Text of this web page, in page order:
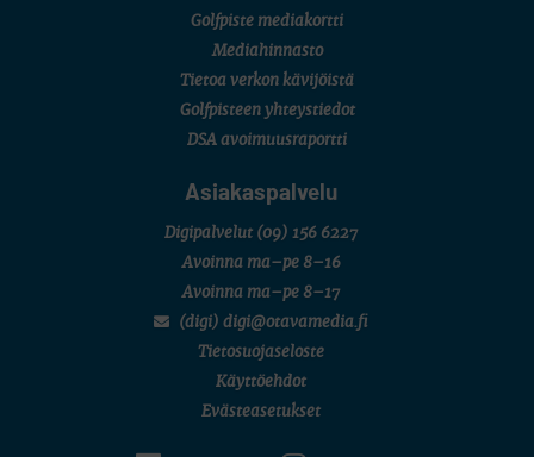
Golfpiste mediakortti
Mediahinnasto
Tietoa verkon kävijöistä
Golfpisteen yhteystiedot
DSA avoimuusraportti
Asiakaspalvelu
Digipalvelut (09) 156 6227
Avoinna ma–pe 8–16
Avoinna ma–pe 8–17
(digi) digi@otavamedia.fi
Tietosuojaseloste
Käyttöehdot
Evästeasetukset